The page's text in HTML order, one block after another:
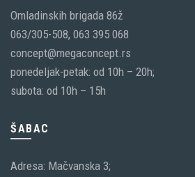
Omladinskih brigada 86ž
063/305-508, 063 395 068
concept@megaconcept.rs
ponedeljak-petak: od 10h – 20h;
subota: od 10h – 15h
ŠABAC
Adresa: Mačvanska 3;